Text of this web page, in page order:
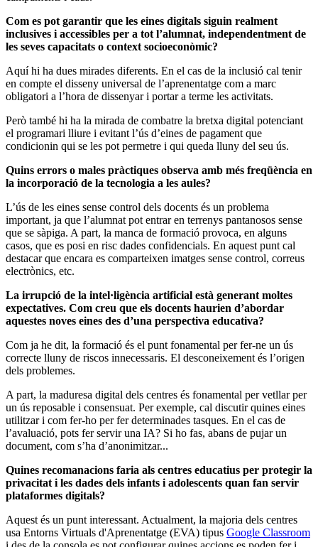
Com es pot garantir que les eines digitals siguin realment
inclusives i accessibles per a tot l’alumnat, independentment de
les seves capacitats o context socioeconòmic?
Aquí hi ha dues mirades diferents. En el cas de la inclusió cal tenir
en compte el disseny universal de l’aprenentatge com a marc
obligatori a l’hora de dissenyar i portar a terme les activitats.
Però també hi ha la mirada de combatre la bretxa digital potenciant
el programari lliure i evitant l’ús d’eines de pagament que
condicionin qui se les pot permetre i qui queda lluny del seu ús.
Quins errors o males pràctiques observa amb més freqüència en
la incorporació de la tecnologia a les aules?
L’ús de les eines sense control dels docents és un problema
important, ja que l’alumnat pot entrar en terrenys pantanosos sense
que se sàpiga. A part, la manca de formació provoca, en alguns
casos, que es posi en risc dades confidencials. En aquest punt cal
destacar que encara es comparteixen imatges sense control, correus
electrònics, etc.
La irrupció de la intel·ligència artificial està generant moltes
expectatives. Com creu que els docents haurien d’abordar
aquestes noves eines des d’una perspectiva educativa?
Com ja he dit, la formació és el punt fonamental per fer-ne un ús
correcte lluny de riscos innecessaris. El desconeixement és l’origen
dels problemes.
A part, la maduresa digital dels centres és fonamental per vetllar per
un ús reposable i consensuat. Per exemple, cal discutir quines eines
utilitzar i com fer-ho per fer determinades tasques. En el cas de
l’avaluació, pots fer servir una IA? Si ho fas, abans de pujar un
document, com s’ha d’anonimitzar...
Quines recomanacions faria als centres educatius per protegir la
privacitat i les dades dels infants i adolescents quan fan servir
plataformes digitals?
Aquest és un punt interessant. Actualment, la majoria dels centres
usa Entorns Virtuals d'Aprenentatge (EVA) tipus Google Classroom